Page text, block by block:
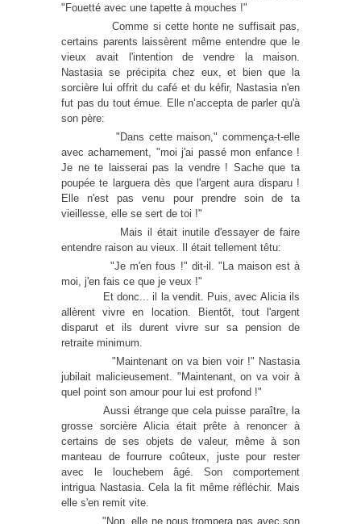
"Fouetté avec une tapette à mouches !"
Comme si cette honte ne suffisait pas,
certains parents laissèrent même entendre que le
vieux avait l'intention de vendre la maison.
Nastasia se précipita chez eux, et bien que la
sorcière lui offrit du café et du kéfir, Nastasia n'en
fut pas du tout émue. Elle n’accepta de parler qu'à
son père:
"Dans cette maison," commença-t-elle
avec acharnement, "moi j'ai passé mon enfance !
Je ne te laisserai pas la vendre ! Sache que ta
poupée te larguera dès que l'argent aura disparu !
Elle n'est pas venu pour prendre soin de ta
vieillesse, elle se sert de toi !"
Mais il était inutile d'essayer de faire
entendre raison au vieux. Il était tellement têtu:
"Je m'en fous !" dit-il. "La maison est à
moi, j'en fais ce que je veux !"
Et donc... il la vendit. Puis, avec Alicia ils
allèrent vivre en location. Bientôt, tout l'argent
disparut et ils durent vivre sur sa pension de
retraite minimum.
"Maintenant on va bien voir !" Nastasia
jubilait malicieusement. "Maintenant, on va voir à
quel point son amour pour lui est profond !"
Aussi étrange que cela puisse paraître, la
grosse sorcière Alicia était prête à renoncer à
certains de ses objets de valeur, même à son
manteau de fourrure coûteux, juste pour rester
avec le louchebem âgé. Son comportement
intrigua Nastasia. Cela la fit même réfléchir. Mais
elle s'en remit vite.
"Non, elle ne nous trompera pas avec son